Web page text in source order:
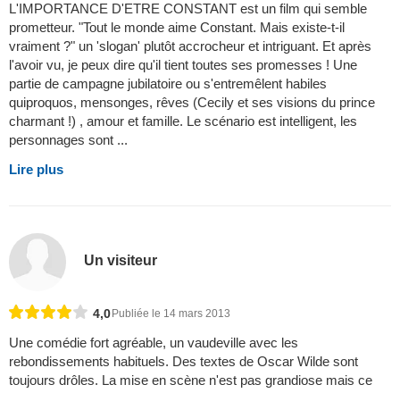
L'IMPORTANCE D'ETRE CONSTANT est un film qui semble
prometteur. "Tout le monde aime Constant. Mais existe-t-il
vraiment ?" un 'slogan' plutôt accrocheur et intriguant. Et après
l'avoir vu, je peux dire qu'il tient toutes ses promesses ! Une
partie de campagne jubilatoire ou s'entremêlent habiles
quiproquos, mensonges, rêves (Cecily et ses visions du prince
charmant !) , amour et famille. Le scénario est intelligent, les
personnages sont ...
Lire plus
Un visiteur
4,0Publiée le 14 mars 2013
Une comédie fort agréable, un vaudeville avec les
rebondissements habituels. Des textes de Oscar Wilde sont
toujours drôles. La mise en scène n'est pas grandiose mais ce